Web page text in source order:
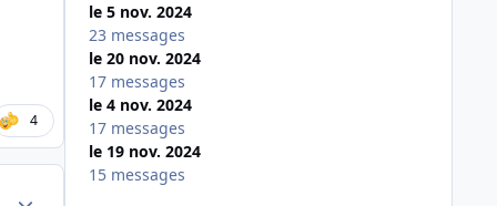
4
le 5 nov. 2024
23 messages
le 20 nov. 2024
17 messages
le 4 nov. 2024
17 messages
le 19 nov. 2024
15 messages